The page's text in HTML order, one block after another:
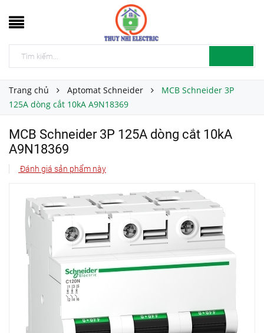
Trang chủ Aptomat Schneider
MCB Schneider 3P
125A dòng cắt 10kA A9N18369
MCB Schneider 3P 125A dòng cắt 10kA
A9N18369
Đánh giá sản phẩm này